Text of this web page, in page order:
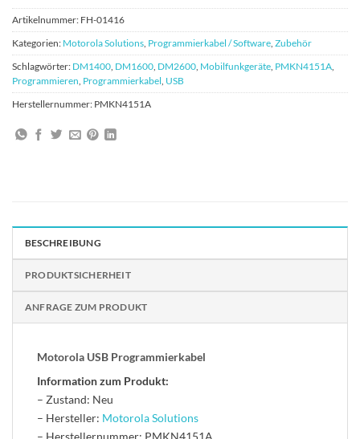
Artikelnummer: FH-01416
Kategorien: Motorola Solutions Programmierkabel / Software Zubehör
Schlagwörter: DM1400 DM1600 DM2600 Mobilfunkgeräte PMKN4151A
Programmieren Programmierkabel USB
Herstellernummer: PMKN4151A
BESCHREIBUNG
PRODUKTSICHERHEIT
ANFRAGE ZUM PRODUKT
Motorola USB Programmierkabel
Information zum Produkt:
– Zustand: Neu
– Hersteller: Motorola Solutions
– Herstellernummer: PMKN4151A